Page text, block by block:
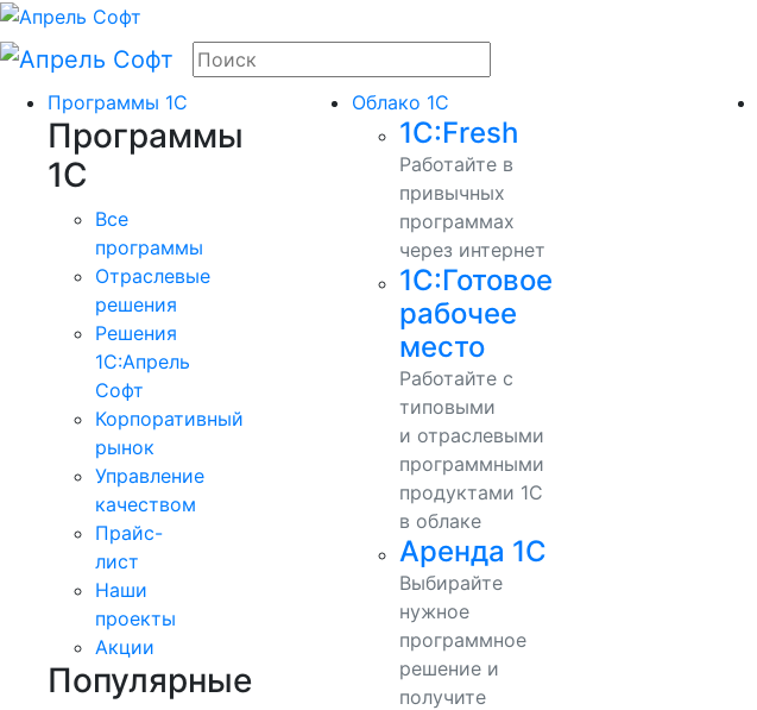
Программы 1С
Программы
1С
Все
программы
Отраслевые
решения
Решения
1C:Апрель
Софт
Корпоративный
рынок
Управление
качеством
Прайс-
лист
Наши
проекты
Акции
Популярные
Облако 1С
1С:Fresh
Работайте в
привычных
программах
через интернет
1С:Готовое
рабочее
место
Работайте с
типовыми
и отраслевыми
программными
продуктами 1С
в облаке
Аренда 1С
Выбирайте
нужное
программное
решение и
получите